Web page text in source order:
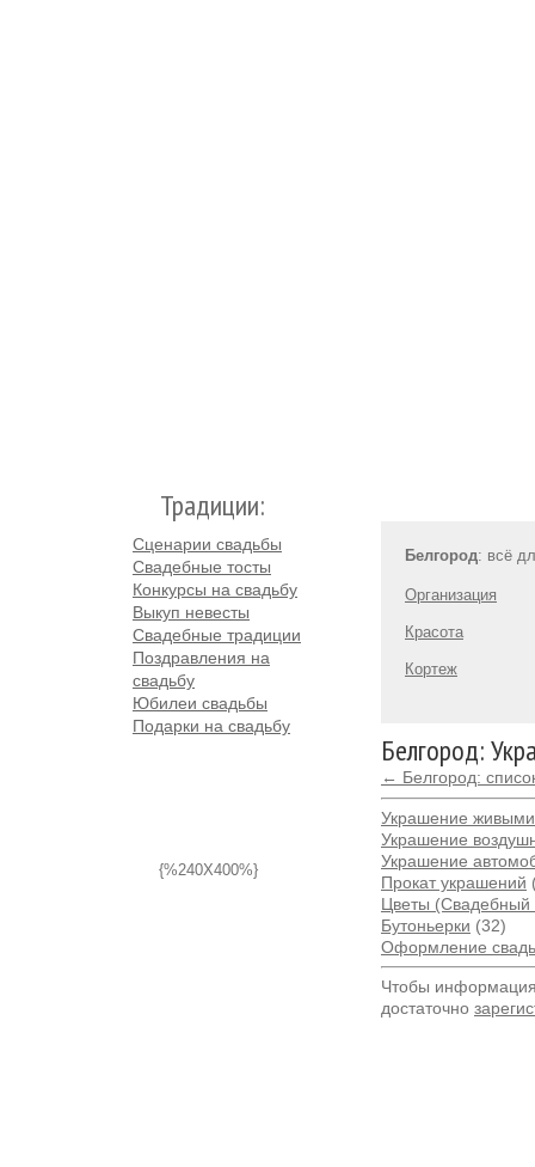
Традиции:
Сценарии свадьбы
Свадебные тосты
Конкурсы на свадьбу
Выкуп невесты
Свадебные традиции
Поздравления на
свадьбу
Юбилеи свадьбы
Подарки на свадьбу
{%240X400%}
Белгород: всё
Организация
Красота
Кортеж
Белгород:
← Белгород:
Украшение
Украшение
Украшение
Прокат украшений
Цветы (Свадебный
Бутоньерки (32)
Оформление
Чтобы
достаточно